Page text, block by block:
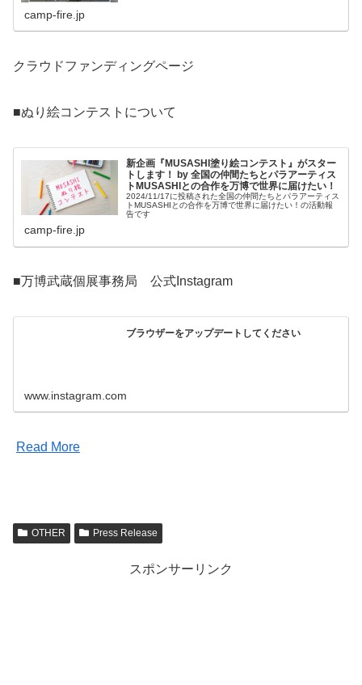
camp-fire.jp
クラウドファンディングページ
■ぬり絵コンテストについて
新企画『MUSASHI塗り絵コンテスト』がスター
トします！ by 全国の仲間たちとパラアーティス
トMUSASHIとの合作を万博で世界に届けたい！
2024/11/17に投稿された全国の仲間たちとパラアーティス
トMUSASHIとの合作を万博で世界に届けたい！の活動報
告です
camp-fire.jp
■万博武蔵個展事務局 公式Instagram
ブラウザーをアップデートしてください
www.instagram.com
Read More
OTHER Press Release
スポンサーリンク